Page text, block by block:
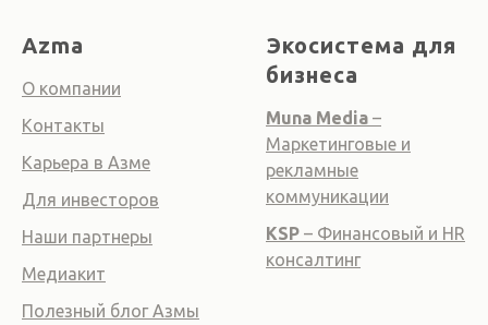
Azma
О компании
Контакты
Карьера в Азме
Для инвесторов
Наши партнеры
Медиакит
Полезный блог Азмы
Экосистема для
бизнеса
Muna Media –
Маркетинговые и
рекламные
коммуникации
KSP – Финансовый и HR
консалтинг